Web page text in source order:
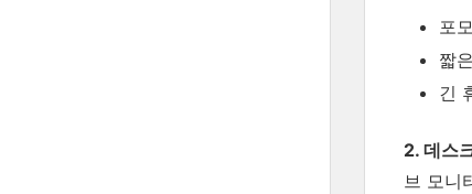
포
짧
긴
2. 데스
브 모니